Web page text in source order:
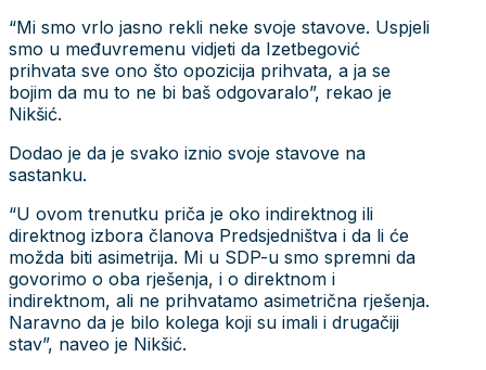
“Mi smo vrlo jasno rekli neke svoje stavove. Uspjeli
smo u međuvremenu vidjeti da Izetbegović
prihvata sve ono što opozicija prihvata, a ja se
bojim da mu to ne bi baš odgovaralo”, rekao je
Nikšić.
Dodao je da je svako iznio svoje stavove na
sastanku.
“U ovom trenutku priča je oko indirektnog ili
direktnog izbora članova Predsjedništva i da li će
možda biti asimetrija. Mi u SDP-u smo spremni da
govorimo o oba rješenja, i o direktnom i
indirektnom, ali ne prihvatamo asimetrična rješenja.
Naravno da je bilo kolega koji su imali i drugačiji
stav”, naveo je Nikšić.